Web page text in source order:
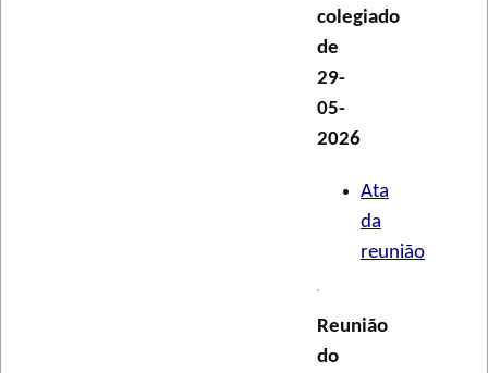
colegiado
de
29-
05-
2026
Ata
da
reunião
Reunião
do